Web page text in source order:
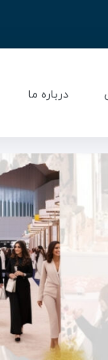
درباره ما